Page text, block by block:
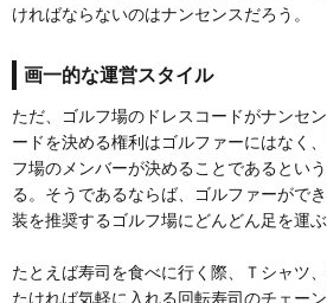
ければならないのはナンセンスだろう。
画一的な運営スタイル
ただ、ゴルフ場のドレスコードがナンセ
ードを決める権利はゴルファーにはなく
フ場のメンバーが決めることであるとい
る。そうであるならば、ゴルファーがで
装を推奨するゴルフ場にどんどん足を運ぶ
たとえば寿司を食べに行く際、Ｔシャツ
たければ気軽に入れる回転寿司のチェー